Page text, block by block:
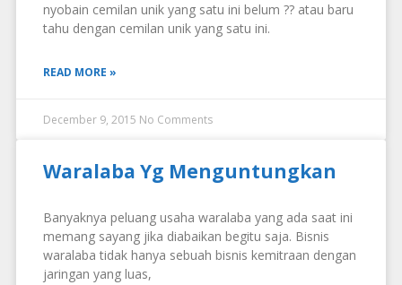
nyobain cemilan unik yang satu ini belum ?? atau baru
tahu dengan cemilan unik yang satu ini.
READ MORE »
December 9, 2015 No Comments
Waralaba Yg Menguntungkan
Banyaknya peluang usaha waralaba yang ada saat ini
memang sayang jika diabaikan begitu saja. Bisnis
waralaba tidak hanya sebuah bisnis kemitraan dengan
jaringan yang luas,